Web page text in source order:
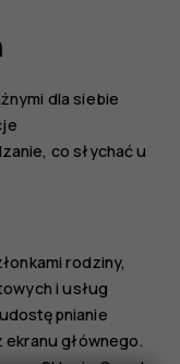
dla siebie
co słychać u
rodziny,
i usług
głównego.